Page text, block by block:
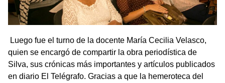
Luego fue el turno de la docente María Cecilia Velasco,
quien se encargó de compartir la obra periodística de
Silva, sus crónicas más importantes y artículos publicados
en diario El Telégrafo. Gracias a que la hemeroteca del